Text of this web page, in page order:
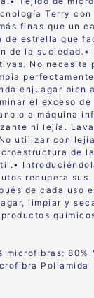
Terry
finas que un
de estrella que
de la suciedad.•
No necesita
enjuagar bien
el exceso
o a máquina
ni lejía.
No utilizar con
de
•
recupera sus
de cada uso
limpiar y
microfibras: 80%
Poliamida